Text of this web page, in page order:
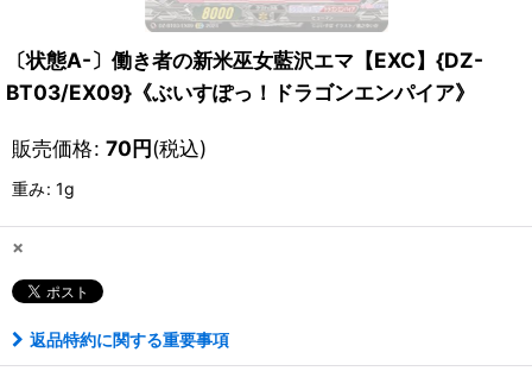
〔状態A-〕働き者の新米巫女藍沢エマ【EXC】{DZ-
BT03/EX09}《ぶいすぽっ！ドラゴンエンパイア》
販売価格: 70円(税込)
重み: 1g
×
返品特約に関する重要事項